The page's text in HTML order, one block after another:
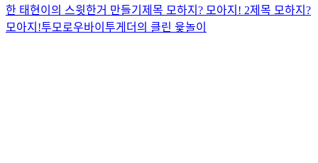
한 태현이의 스윗한거 만들기 제목 모하지? 모아지! 2제목 모하지?
모아지!투모로우바이투게더의 클린 윷놀이